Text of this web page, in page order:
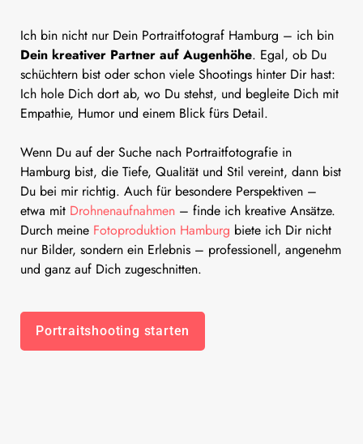
Ich bin nicht nur Dein Portraitfotograf Hamburg – ich bin
Dein kreativer Partner auf Augenhöhe. Egal, ob Du
schüchtern bist oder schon viele Shootings hinter Dir hast:
Ich hole Dich dort ab, wo Du stehst, und begleite Dich mit
Empathie, Humor und einem Blick fürs Detail.
Wenn Du auf der Suche nach Portraitfotografie in
Hamburg bist, die Tiefe, Qualität und Stil vereint, dann bist
Du bei mir richtig. Auch für besondere Perspektiven –
etwa mit Drohnenaufnahmen – finde ich kreative Ansätze.
Durch meine Fotoproduktion Hamburg biete ich Dir nicht
nur Bilder, sondern ein Erlebnis – professionell, angenehm
und ganz auf Dich zugeschnitten.
Portraitshooting starten